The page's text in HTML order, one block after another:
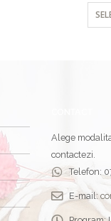
Alege
contactezi.
Telefon:
E-mail: